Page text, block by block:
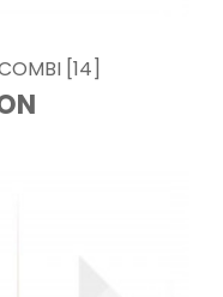
[14]